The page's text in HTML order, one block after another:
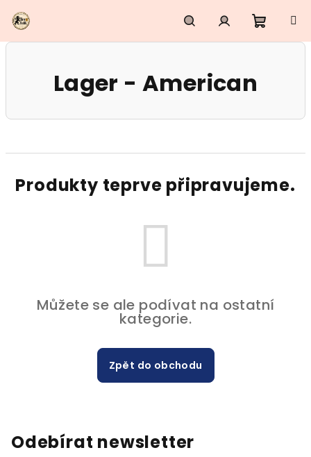
na
obsah
HledatPřihlášení
Lager - American
Produkty teprve připravujeme.
Můžete se ale podívat na ostatní
kategorie.
Zpět do obchodu
Odebírat newsletter